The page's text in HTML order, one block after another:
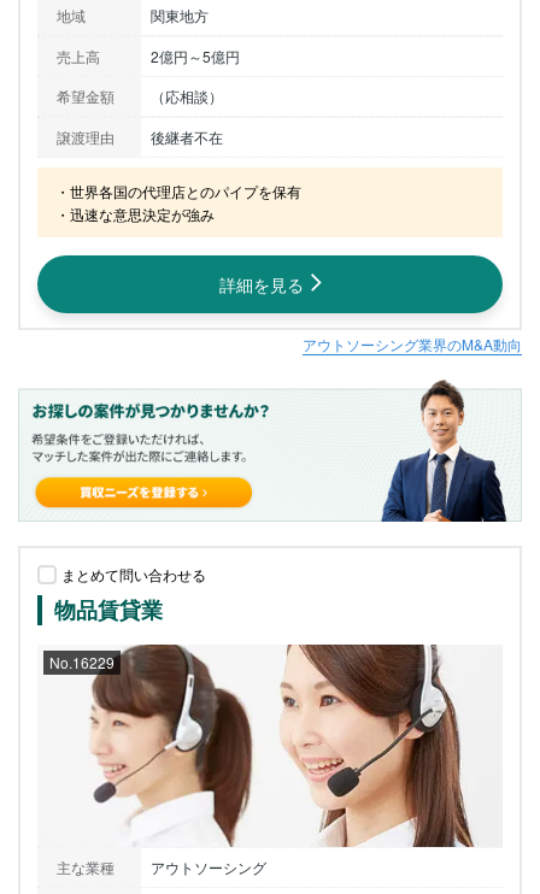
地域
関東地方
売上高
2億円～5億円
希望金額
（応相談）
譲渡理由
後継者不在
・世界各国の代理店とのパイプを保有
・迅速な意思決定が強み
詳細を見る
アウトソーシング業界のM&A動向
まとめて問い合わせる
物品賃貸業
No.16229
主な業種
アウトソーシング